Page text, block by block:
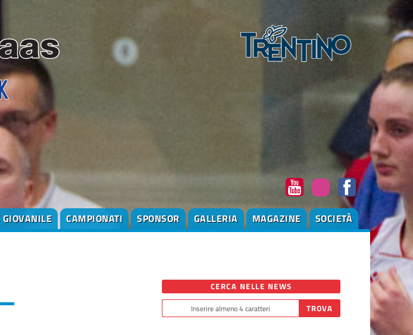
GIOVANILE CAMPIONATI SPONSOR GALLERIA MAGAZINE SOCIETÀ
CERCA NELLE NEWS